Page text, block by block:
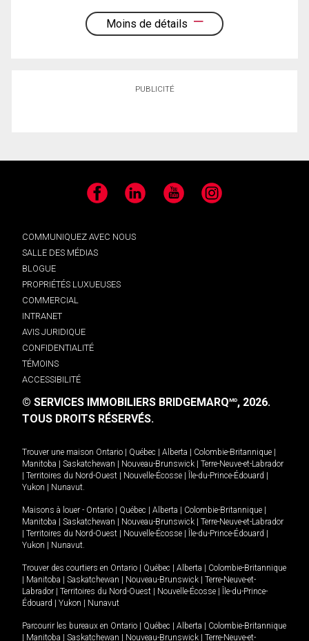
Moins de détails
PUBLICITÉ
Facebook LinkedIn YouTube Instagram
COMMUNIQUEZ AVEC NOUS
SALLE DES MÉDIAS
BLOGUE
PROPRIÉTÉS LUXUEUSES
COMMERCIAL
INTRANET
AVIS JURIDIQUE
CONFIDENTIALITÉ
TÉMOINS
ACCESSIBILITÉ
© SERVICES IMMOBILIERS BRIDGEMARQMD, 2026.
TOUS DROITS RÉSERVÉS.
Trouver une maison Ontario Québec Alberta Colombie-Britannique
Manitoba
Saskatchewan Nouveau-Brunswick
Terre-Neuve-et-Labrador
Territoires du Nord-Ouest Nouvelle-Écosse Île-du-Prince-Édouard
Yukon
Nunavut.
Maisons à louer - Ontario Québec Alberta Colombie-Britannique
Manitoba
Saskatchewan Nouveau-Brunswick
Terre-Neuve-et-Labrador
Territoires du Nord-Ouest Nouvelle-Écosse Île-du-Prince-Édouard
Yukon
Nunavut.
Trouver des courtiers en Ontario Québec Alberta
Colombie-Britannique
Manitoba Saskatchewan Nouveau-Brunswick
Terre-Neuve-et-
Labrador
Territoires du Nord-Ouest Nouvelle-Écosse
Île-du-Prince-
Édouard
Yukon Nunavut
Parcourir les bureaux en Ontario Québec Alberta
Colombie-Britannique
Manitoba Saskatchewan Nouveau-Brunswick
Terre-Neuve-et-